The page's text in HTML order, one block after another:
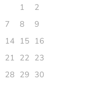
1
2
7 8
9
14 15 16
21 22 23
28 29 30